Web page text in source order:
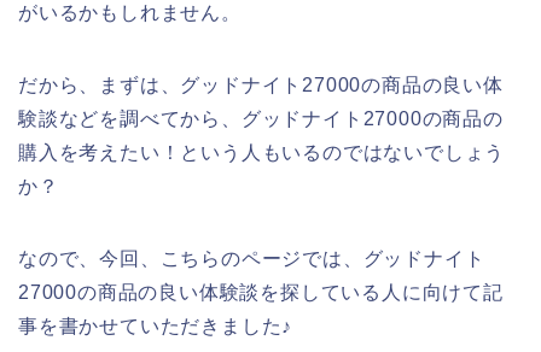
がいるかもしれません。
だから、まずは、グッドナイト27000の商品の良い体
験談などを調べてから、グッドナイト27000の商品の
購入を考えたい！という人もいるのではないでしょう
か？
なので、今回、こちらのページでは、グッドナイト
27000の商品の良い体験談を探している人に向けて記
事を書かせていただきました♪